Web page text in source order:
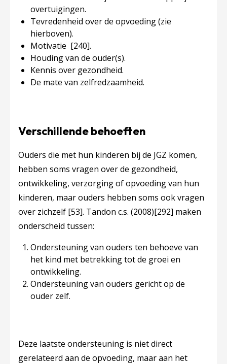
overtuigingen.
Tevredenheid over de opvoeding (zie
hierboven).
Motivatie [240].
Houding van de ouder(s).
Kennis over gezondheid.
De mate van zelfredzaamheid.
Verschillende behoeften
Ouders die met hun kinderen bij de JGZ komen,
hebben soms vragen over de gezondheid,
ontwikkeling, verzorging of opvoeding van hun
kinderen, maar ouders hebben soms ook vragen
over zichzelf [53]. Tandon c.s. (2008)[292] maken
onderscheid tussen:
Ondersteuning van ouders ten behoeve van
het kind met betrekking tot de groei en
ontwikkeling.
Ondersteuning van ouders gericht op de
ouder zelf.
Deze laatste ondersteuning is niet direct
gerelateerd aan de opvoeding, maar aan het